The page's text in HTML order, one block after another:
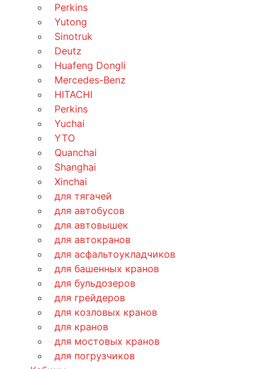
Perkins
Yutong
Sinotruk
Deutz
Huafeng Dongli
Mercedes-Benz
HITACHI
Perkins
Yuchai
YTO
Quanchai
Shanghai
Xinchai
для тягачей
для автобусов
для автовышек
для автокранов
для асфальтоукладчиков
для башенных кранов
для бульдозеров
для грейдеров
для козловых кранов
для кранов
для мостовых кранов
для погрузчиков